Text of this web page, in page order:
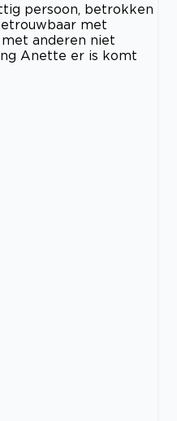
persoon, betrokken
met
anderen niet
Anette er is komt